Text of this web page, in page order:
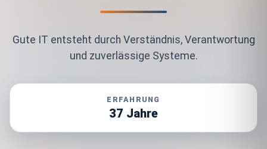
Gute IT entsteht durch Verständnis, Verantwortung
und zuverlässige Systeme.
ERFAHRUNG
37 Jahre